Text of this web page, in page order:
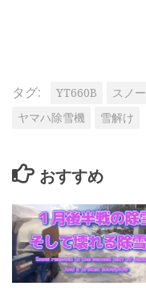
タグ: YT660B スノ
ヤマハ除雪機
雪解け
おすすめ